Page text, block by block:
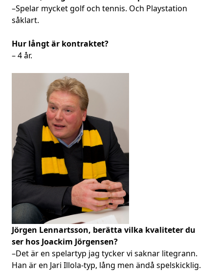
–Spelar mycket golf och tennis. Och Playstation
såklart.
Hur långt är kontraktet?
– 4 år.
Jörgen Lennartsson, berätta vilka kvaliteter du
ser hos Joackim Jörgensen?
–Det är en spelartyp jag tycker vi saknar litegrann.
Han är en Jari Illola-typ, lång men ändå spelskicklig.